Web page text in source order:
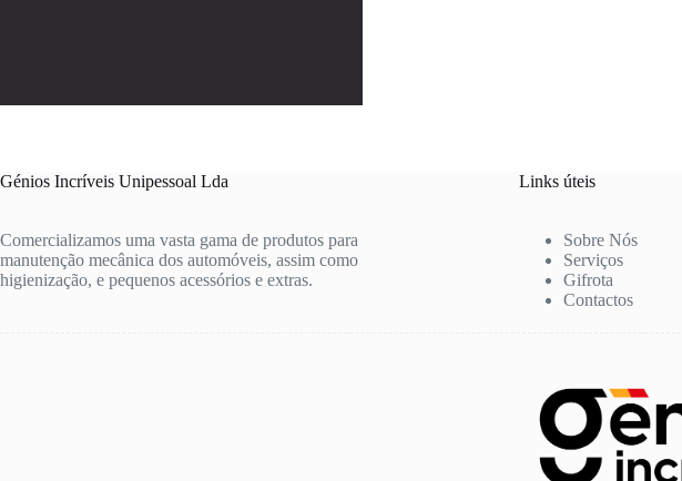
Génios Incríveis Unipessoal Lda
Comercializamos uma vasta gama de produtos para
manutenção mecânica dos automóveis, assim como
higienização, e pequenos acessórios e extras.
Links úteis
Sobre Nós
Serviços
Gifrota
Contactos